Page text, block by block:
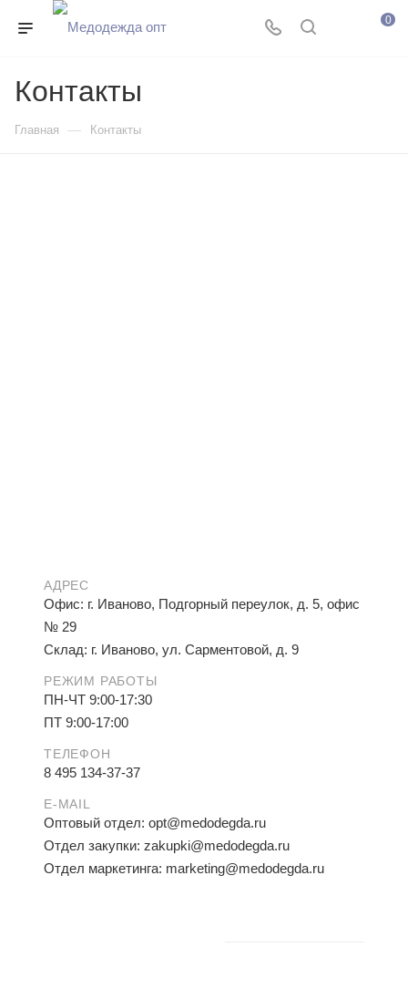
0
Контакты
Главная — Контакты
АДРЕС
Офис: г. Иваново, Подгорный переулок, д. 5, офис
№ 29
Склад: г. Иваново, ул. Сарментовой, д. 9
РЕЖИМ РАБОТЫ
ПН-ЧТ 9:00-17:30
ПТ 9:00-17:00
ТЕЛЕФОН
8 495 134-37-37
E-MAIL
Оптовый отдел: opt@medodegda.ru
Отдел закупки: zakupki@medodegda.ru
Отдел маркетинга: marketing@medodegda.ru